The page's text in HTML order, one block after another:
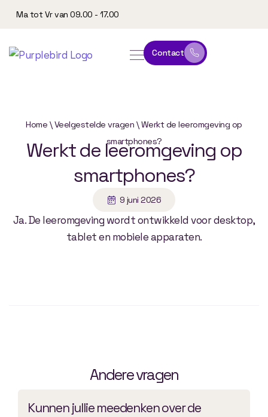
Ma tot Vr van 09.00 - 17.00
Contact
Home \Veelgestelde vragen \Werkt de leeromgeving op
smartphones?
Werkt de leeromgeving op
smartphones?
9 juni 2026
Ja. De leeromgeving wordt ontwikkeld voor desktop,
tablet en mobiele apparaten.
Andere vragen
Kunnen jullie meedenken over de